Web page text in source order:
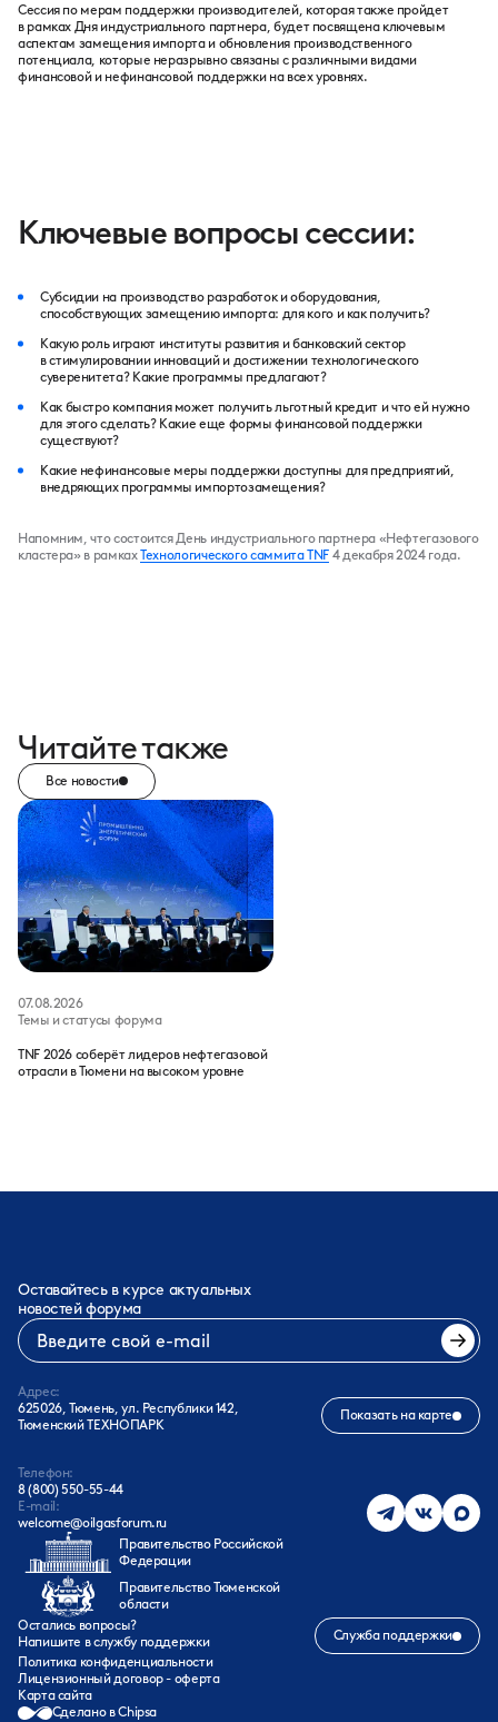
Сессия по мерам поддержки производителей, которая также пройдет
в рамках Дня индустриального партнера, будет посвящена ключевым
аспектам замещения импорта и обновления производственного
потенциала, которые неразрывно связаны с различными видами
финансовой и нефинансовой поддержки на всех уровнях.
Ключевые вопросы сессии:
Субсидии на производство разработок и оборудования,
способствующих замещению импорта: для кого и как получить?
Какую роль играют институты развития и банковский сектор
в стимулировании инноваций и достижении технологического
суверенитета? Какие программы предлагают?
Как быстро компания может получить льготный кредит и что ей нужно
для этого сделать? Какие еще формы финансовой поддержки
существуют?
Какие нефинансовые меры поддержки доступны для предприятий,
внедряющих программы импортозамещения?
Напомним, что состоится День индустриального партнера «Нефтегазового
кластера» в рамкахТехнологического саммита TNF 4 декабря 2024 года.
Читайте также
Все новости
07.08.2026
Темы и статусы форума
TNF 2026 соберёт лидеров нефтегазовой
отрасли в Тюмени на высоком уровне
Оставайтесь в курсе актуальных
новостей форума
Адрес:
625026, Тюмень, ул. Республики 142,
Тюменский ТЕХНОПАРК
Показать на карте
Телефон:
8 (800) 550-55-44
E-mail:
welcome@oilgasforum.ru
Правительство Российской
Федерации
Правительство Тюменской
области
Остались вопросы?
Напишите в службу поддержки
Служба поддержки
Сделано в Chipsa
Политика конфиденциальности
Лицензионный договор - оферта
Карта сайта